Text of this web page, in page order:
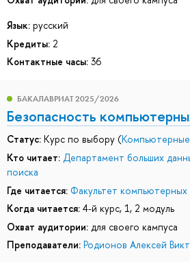
Язык: русский
Кредиты: 2
Контактные часы: 36
БАКАЛАВРИАТ 2025/2026
Безопасность
Статус: Курс по выбору (Компьютерные
Кто читает: Департамент больших
поиска
Где читается: Факультет компьютерных
Когда читается: 4-й курс, 1, 2 модуль
Охват аудитории: для своего кампуса
Преподаватели: Родионов Алексей